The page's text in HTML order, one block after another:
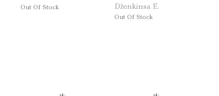
Out Of Stock Dženkinsa E.
Out Of Stock